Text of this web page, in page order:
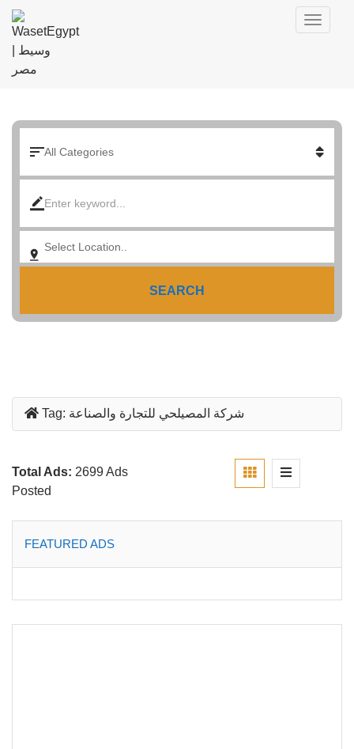
SEARCH
Tag: شركة المصيلحي للتجارة والصناعة
Total Ads: 2699 Ads
Posted
FEATURED ADS